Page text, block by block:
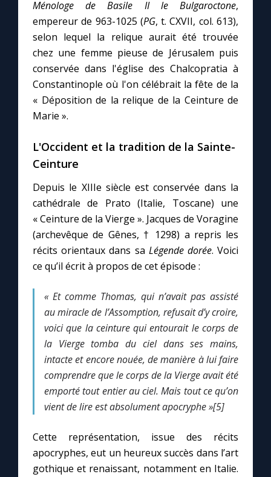
Ménologe de Basile II le Bulgaroctone,
empereur de 963-1025 (PG, t. CXVII, col. 613),
selon lequel la relique aurait été trouvée
chez une femme pieuse de Jérusalem puis
conservée dans l'église des Chalcopratia à
Constantinople où l'on célébrait la fête de la
« Déposition de la relique de la Ceinture de
Marie ».
L'Occident et la tradition de la Sainte-
Ceinture
Depuis le XIIIe siècle est conservée dans la
cathédrale de Prato (Italie, Toscane) une
« Ceinture de la Vierge ». Jacques de Voragine
(archevêque de Gênes, † 1298) a repris les
récits orientaux dans sa Légende dorée. Voici
ce qu’il écrit à propos de cet épisode :
« Et comme Thomas, qui n’avait pas assisté
au miracle de l’Assomption, refusait d’y croire,
voici que la ceinture qui entourait le corps de
la Vierge tomba du ciel dans ses mains,
intacte et encore nouée, de manière à lui faire
comprendre que le corps de la Vierge avait été
emporté tout entier au ciel. Mais tout ce qu’on
vient de lire est absolument apocryphe »[5]
Cette représentation, issue des récits
apocryphes, eut un heureux succès dans l’art
gothique et renaissant, notamment en Italie.